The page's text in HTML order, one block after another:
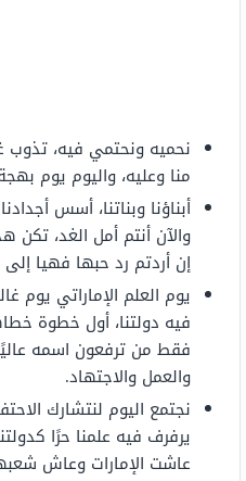
نحميه ونحتمي فيه، تذوب
منا وعليه، واليوم يوم
أبناؤنا وبناتنا، أسس
والآن أنتم أمل الغد، تكن
إن أردتم رد حبها فهيا
يوم العلم الإماراتي يوم
فيه دولتنا، أول خطوة
فقط من ترفعون اسمه
والعمل والاجتهاد.
نجتمع اليوم لنتشارك
يرفرف فيه علمنا حرًا
عاشت الإمارات وعاش